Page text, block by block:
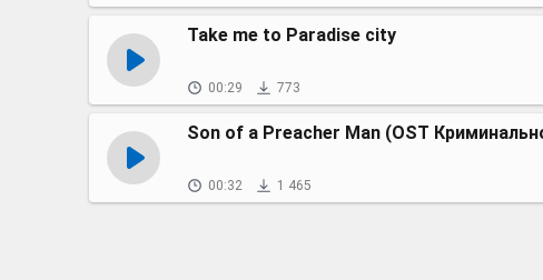
Take me to Paradise city
00:29 773
Son of a Preacher Man (OST
00:32 1 465